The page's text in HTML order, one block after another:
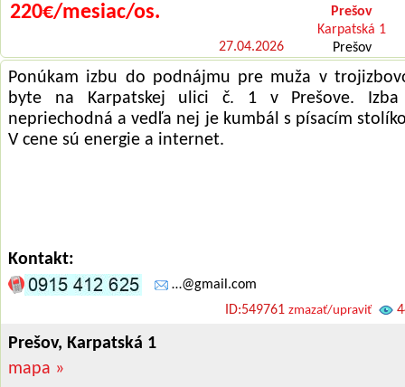
Prešov
Karpatská 1
Prešov
220€/mesiac/os.
27.04.2026
Ponúkam izbu do podnájmu pre muža v
byte na Karpatskej ulici č. 1 v Prešove.
nepriechodná a vedľa nej je kumbál s písacím
V cene sú energie a internet.
Kontakt:
…@gmail.com
ID:549761 zmazať/upraviť
Prešov, Karpatská 1
mapa »